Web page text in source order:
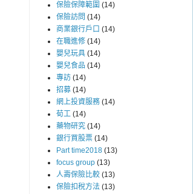
保險保障範圍 (14)
保險訪問 (14)
商業銀行戶口 (14)
在職進修 (14)
嬰兒玩具 (14)
嬰兒食品 (14)
專訪 (14)
招募 (14)
網上投資服務 (14)
荀工 (14)
藥物研究 (14)
銀行買股票 (14)
Part time2018 (13)
focus group (13)
人壽保險比較 (13)
保險扣稅方法 (13)